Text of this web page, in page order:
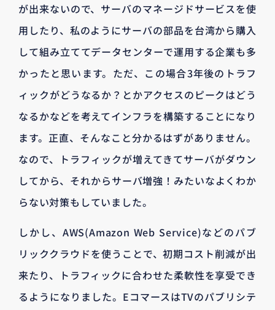
が出来ないので、サーバのマネージドサービスを使
用したり、私のようにサーバの部品を台湾から購入
して組み立ててデータセンターで運用する企業も多
かったと思います。ただ、この場合3年後のトラフ
ィックがどうなるか？とかアクセスのピークはどう
なるかなどを考えてインフラを構築することになり
ます。正直、そんなこと分かるはずがありません。
なので、トラフィックが増えてきてサーバがダウン
してから、それからサーバ増強！みたいなよくわか
らない対策もしていました。
しかし、AWS(Amazon Web Service)などのパブ
リッククラウドを使うことで、初期コスト削減が出
来たり、トラフィックに合わせた柔軟性を享受でき
るようになりました。EコマースはTVのパブリシテ